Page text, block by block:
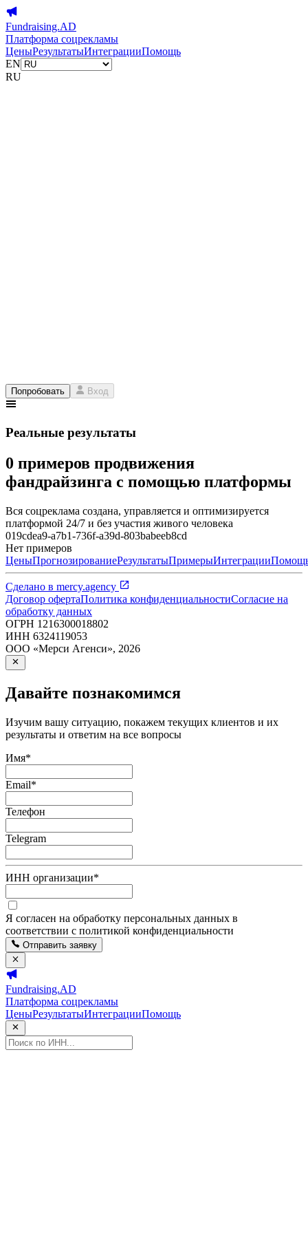
Fundraising.AD
Платформа соцрекламы
ЦеныРезультатыИнтеграцииПомощь
EN
RU
Попробовать Вход
Реальные результаты
0 примеров продвижения
фандрайзинга с помощью платформы
Вся соцреклама создана, управляется и оптимизируется
платформой 24/7 и без участия живого человека
019cdea9-a7b1-736f-a39d-803babeeb8cd
Нет примеров
ЦеныПрогнозированиеРезультатыПримерыИнтеграции
Сделано в mercy.agency
Договор офертаПолитика конфиденциальностиСогласие на
обработку данных
ОГРН 1216300018802
ИНН 6324119053
ООО «Мерси Агенси», 2026
Давайте познакомимся
Изучим вашу ситуацию, покажем текущих клиентов и их
результаты и ответим на все вопросы
Имя*
Email*
Телефон
Telegram
ИНН организации*
Я согласен на обработку персональных данных в
соответствии с политикой конфиденциальности
Отправить заявку
Fundraising.AD
Платформа соцрекламы
ЦеныРезультатыИнтеграцииПомощь